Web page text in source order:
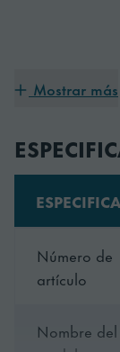
Los
que también
de producción.
Ajuste perfecto
Las
Mostrar más
Número de
artículo
Nombre del